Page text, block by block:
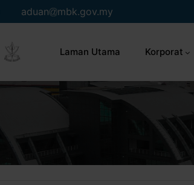
aduan mbk.gov.my
Laman Utama Korporat